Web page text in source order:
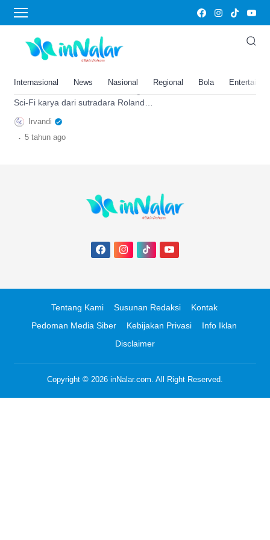
Internasional News Nasional Regional Bola
film sci fi
Review Film Moonfall, Film Sci-
Fi dengan Kualitas Megah dan
Sci-Fi karya dari sutradara Roland
menawan. Berikut ulasannya.
Irvandi
. 5 tahun ago
Tentang Kami Susunan Redaksi
Kontak
Pedoman Media Siber
Kebijakan Privasi
Info Iklan
Disclaimer
Copyright © 2026 inNalar.com. All Right Reserved.